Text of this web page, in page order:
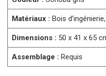
Matériaux : Bois
Dimensions : 50 x 41 x 65
Assemblage : Requis